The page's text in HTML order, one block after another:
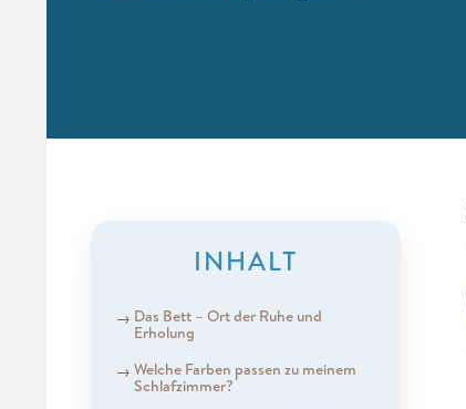
INHALT
Das Bett – Ort der Ruhe und
Erholung
Welche Farben passen zu meinem
Schlafzimmer?